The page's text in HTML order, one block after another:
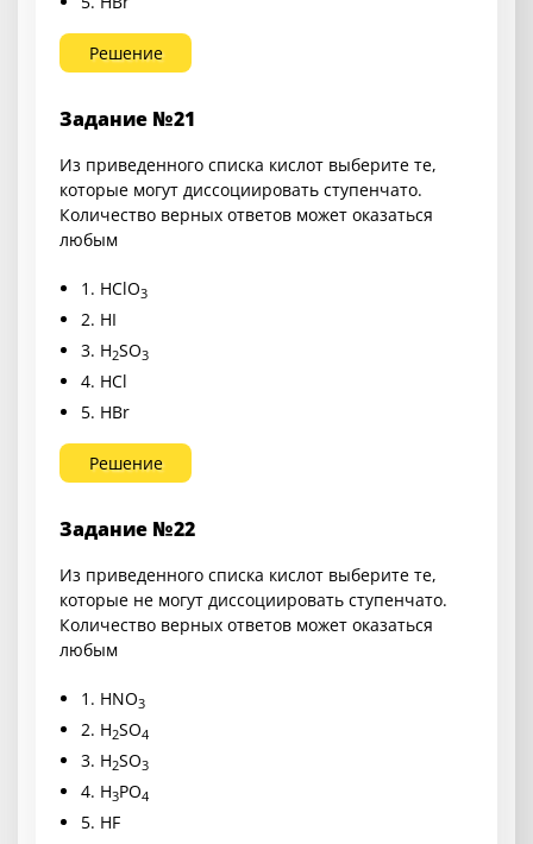
Решение
Задание №21
Из приведенного списка кислот выберите те,
которые могут диссоциировать ступенчато.
Количество верных ответов может оказаться
любым
1. HClO3
2. HI
3. H2SO3
4. HCl
5. HBr
Решение
Задание №22
Из приведенного списка кислот выберите те,
которые не могут диссоциировать ступенчато.
Количество верных ответов может оказаться
любым
1. HNO3
2. H2SO4
3. H2SO3
4. H3PO4
5. HF